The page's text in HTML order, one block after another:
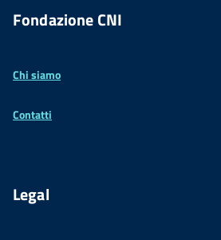
Fondazione CNI
Chi siamo
Contatti
Legal